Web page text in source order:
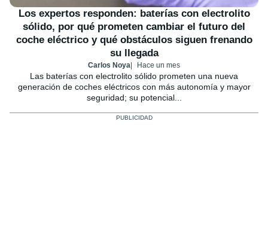
Los expertos responden: baterías con electrolito
sólido, por qué prometen cambiar el futuro del
coche eléctrico y qué obstáculos siguen frenando
su llegada
Carlos Noya Hace un mes
Las baterías con electrolito sólido prometen una nueva
generación de coches eléctricos con más autonomía y mayor
seguridad; su potencial...